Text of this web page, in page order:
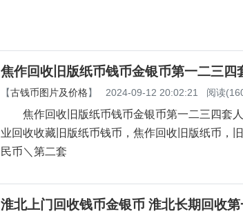
焦作回收旧版纸币钱币金银币第一二三四
【古钱币图片及价格】 2024-09-12 20:02:21 阅读
焦作回收旧版纸币钱币金银币第一二三四
业回收收藏旧版纸币钱币，焦作回收旧版纸币，
民币＼第二套
淮北上门回收钱币金银币 淮北长期回收